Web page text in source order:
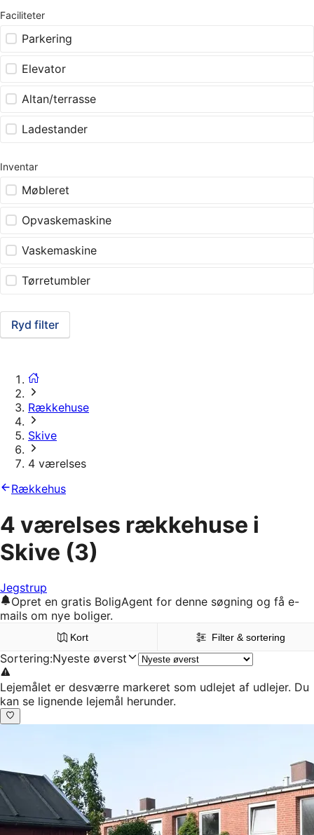
Faciliteter
Parkering
Elevator
Altan/terrasse
Ladestander
Inventar
Møbleret
Opvaskemaskine
Vaskemaskine
Tørretumbler
Ryd filter
Rækkehuse
Skive
4 værelses
Rækkehus
4 værelses rækkehuse i
Skive (3)
Jegstrup
Opret en gratis BoligAgent for denne søgning og få e-
mails om nye boliger.
Kort Filter & sortering
Sortering:Nyeste øverst
Lejemålet er desværre markeret som udlejet af udlejer. Du
kan se lignende lejemål herunder.